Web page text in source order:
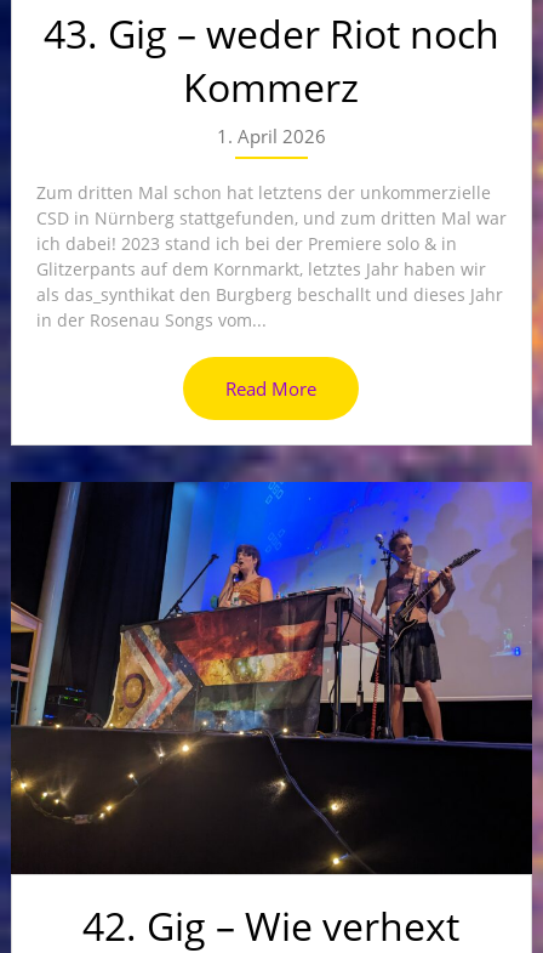
43. Gig – weder Riot noch
Kommerz
1. April 2026
Zum dritten Mal schon hat letztens der unkommerzielle
CSD in Nürnberg stattgefunden, und zum dritten Mal war
ich dabei! 2023 stand ich bei der Premiere solo & in
Glitzerpants auf dem Kornmarkt, letztes Jahr haben wir
als das_synthikat den Burgberg beschallt und dieses Jahr
in der Rosenau Songs vom...
Read More
42. Gig – Wie verhext